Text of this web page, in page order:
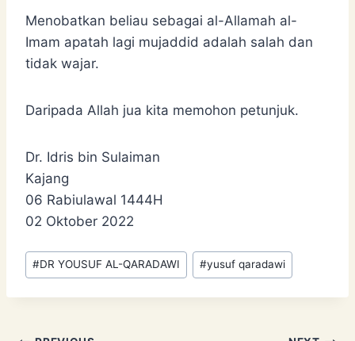
Menobatkan beliau sebagai al-Allamah al-
Imam apatah lagi mujaddid adalah salah dan
tidak wajar.
Daripada Allah jua kita memohon petunjuk.
Dr. Idris bin Sulaiman
Kajang
06 Rabiulawal 1444H
02 Oktober 2022
Post
Tags:
#DR YOUSUF AL-QARADAWI #yusuf qaradawi